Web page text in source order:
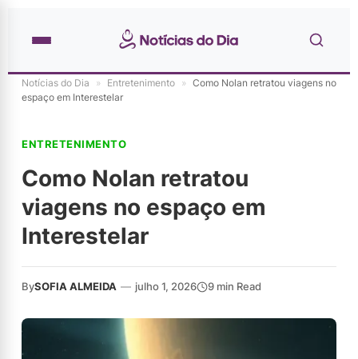
Notícias do Dia » Entretenimento » Como Nolan retratou viagens no
espaço em Interestelar
ENTRETENIMENTO
Como Nolan retratou
viagens no espaço em
Interestelar
BySOFIA ALMEIDA — julho 1, 2026 9 min Read